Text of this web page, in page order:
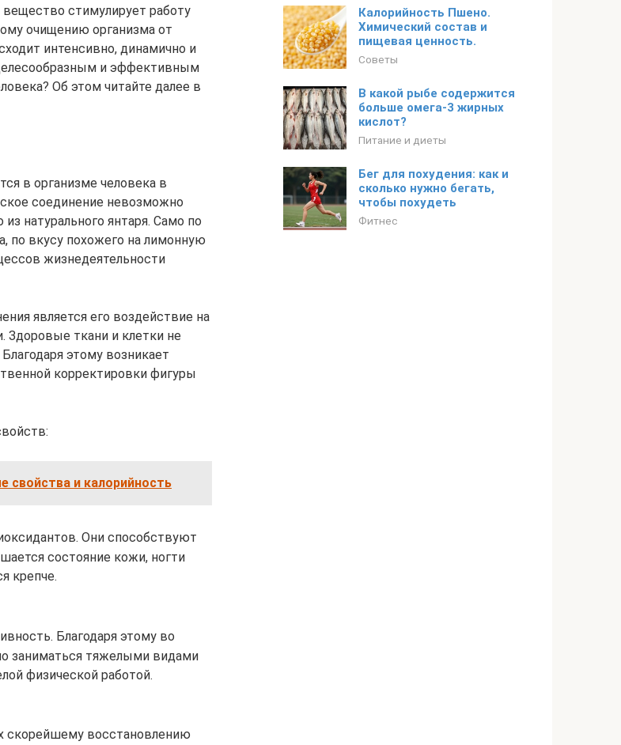
вещество стимулирует работу
очищению организма от
интенсивно, динамично и
и эффективным
Об этом читайте далее в
в организме человека в
соединение невозможно
натурального янтаря. Само по
по вкусу похожего на лимонную
жизнедеятельности
является его воздействие на
Здоровые ткани и клетки не
этому возникает
корректировки фигуры
свойства и калорийность
Они способствуют
состояние кожи, ногти
крепче.
Благодаря этому во
заниматься тяжелыми видами
физической работой.
скорейшему восстановлению
Калорийность Пшено.
Химический состав и
пищевая ценность.
Советы
В какой рыбе содержится
больше омега-3 жирных
кислот?
Питание и диеты
Бег для похудения: как и
сколько нужно бегать,
чтобы похудеть
Фитнес